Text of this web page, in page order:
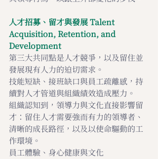
人才招募、留才與發展 Talent
Acquisition, Retention, and
Development
第三大共同點是人才競爭，以及留住並
發展現有人力的迫切需求。
技能短缺、接班缺口與員工疏離感，持
續對人才管道與組織績效造成壓力。
組織認知到，領導力與文化直接影響留
才：留住人才需要強而有力的領導者、
清晰的成長路徑，以及以使命驅動的工
作環境。
員工體驗、身心健康與文化